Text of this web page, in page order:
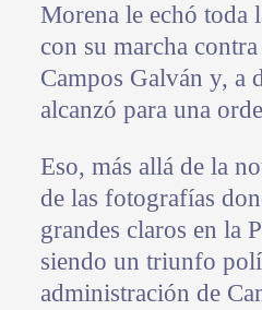
Morena le echó toda
con su marcha
Campos Galván y, a
alcanzó para una
Eso, más allá de la
de las fotografías
grandes claros en la
siendo un triunfo
administración de